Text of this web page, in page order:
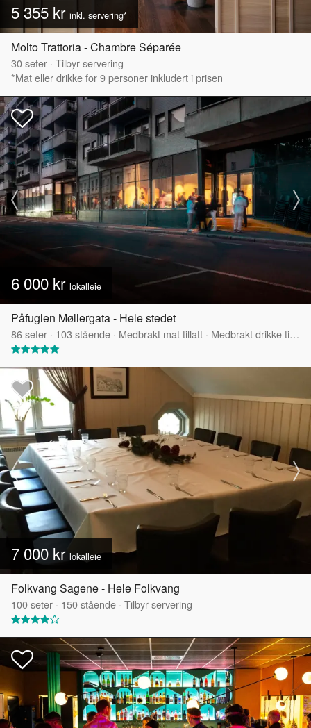
5 355 kr inkl. servering*
Molto Trattoria - Chambre Séparée
30seter · Tilbyr servering
*Mat eller drikke for 9 personer inkludert i prisen
6 000 kr lokalleie
Påfuglen Møllergata - Hele stedet
86seter · 103 stående · Medbrakt mat tillatt · Medbrakt drikke tillatt
7 000 kr lokalleie
Folkvang Sagene - Hele Folkvang
100seter · 150stående · Tilbyr servering